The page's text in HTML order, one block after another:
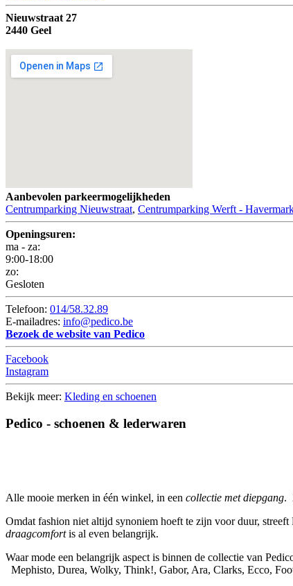
Nieuwstraat 27
2440 Geel
Aanbevolen parkeermogelijkheden
Centrumparking Nieuwstraat, Centrumparking Werft -
Openingsuren:
ma - za:
9:00-18:00
zo:
Gesloten
Telefoon: 014/58.32.89
E-mailadres: info@pedico.be
Bezoek de website van Pedico
Facebook
Instagram
Bekijk meer: Kleding en schoenen
Pedico - schoenen & lederwaren
Alle mooie merken in één winkel, in een collectie met diepgang.
Omdat fashion niet altijd synoniem hoeft te zijn voor duur,
draagcomfortis al even belangrijk.
Waar mode een belangrijk aspect is binnen de collectie van
Mephisto, Durea, Wolky, Think!, Gabor, Ara, Clarks, Ecco,